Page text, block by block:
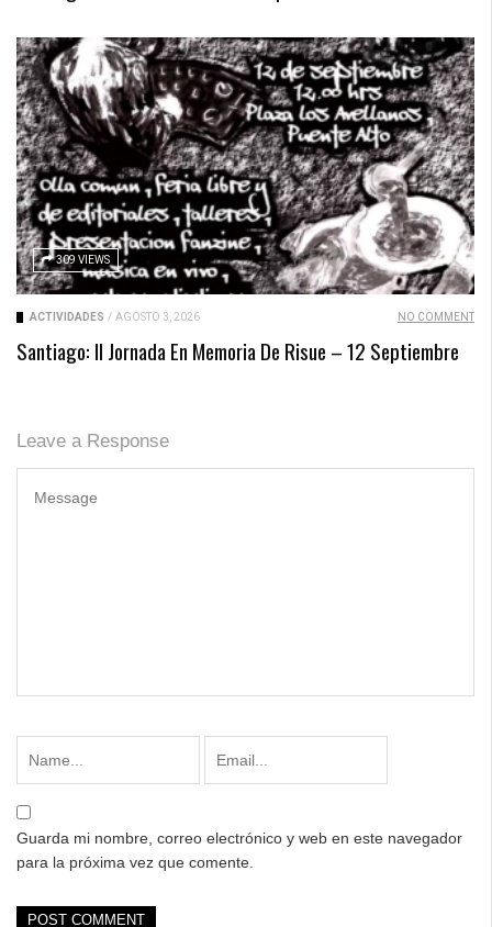
309 VIEWS
ACTIVIDADES / AGOSTO 3, 2026 NO COMMENT
Santiago: II Jornada En Memoria De Risue – 12 Septiembre
Leave a Response
Guarda mi nombre, correo electrónico y web en este navegador
para la próxima vez que comente.